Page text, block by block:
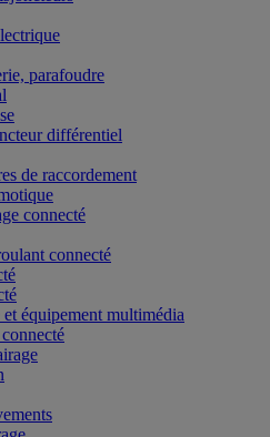
parafoudre
différentiel
de raccordement
connecté
connecté
équipement multimédia